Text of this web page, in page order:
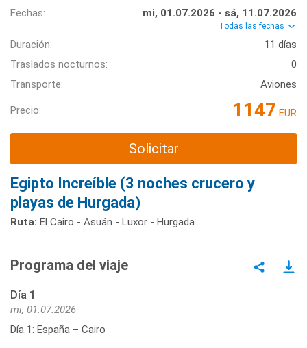
Fechas:
mi, 01.07.2026 - sá, 11.07.2026
Todas las fechas
Duración:
11 días
Traslados nocturnos:
0
Transporte:
Aviones
Precio: 1147 EUR
Solicitar
Egipto Increíble (3 noches crucero y
playas de Hurgada)
Ruta: El Cairo - Asuán - Luxor - Hurgada
Programa del viaje
Día 1
mi, 01.07.2026
Día 1: España – Cairo